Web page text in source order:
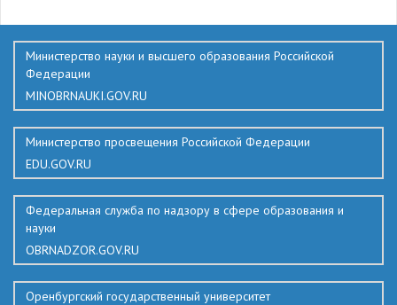
Министерство науки и высшего образования Российской
Федерации
MINOBRNAUKI.GOV.RU
Министерство просвещения Российской Федерации
EDU.GOV.RU
Федеральная служба по надзору в сфере образования и
науки
OBRNADZOR.GOV.RU
Оренбургский государственный университет